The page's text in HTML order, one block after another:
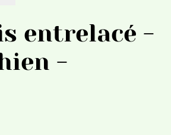
entrelacé -
-